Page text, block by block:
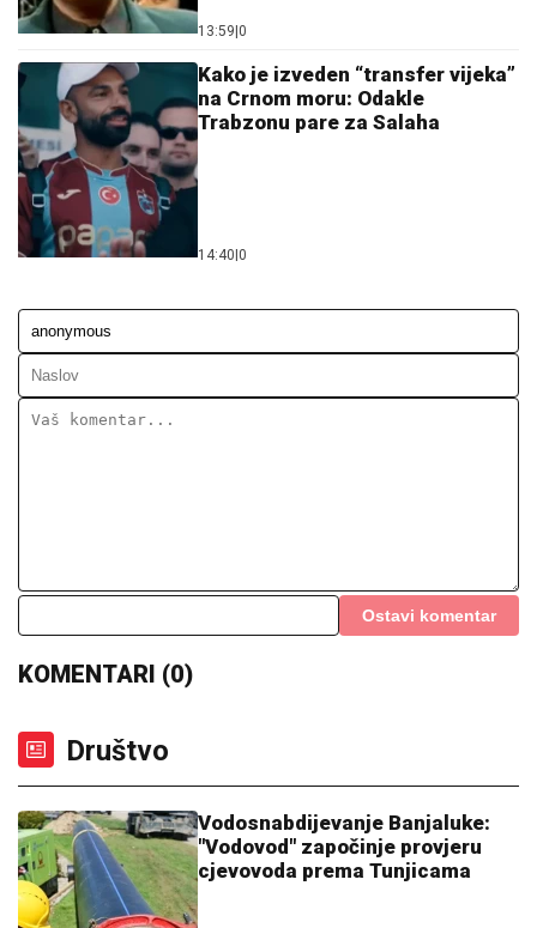
13:59|0
Kako je izveden “transfer vijeka”
na Crnom moru: Odakle
Trabzonu pare za Salaha
14:40|0
Ostavi komentar
KOMENTARI (0)
Društvo
Vodosnabdijevanje Banjaluke:
"Vodovod" započinje provjeru
cjevovoda prema Tunjicama